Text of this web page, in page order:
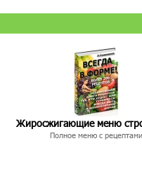
Жиросжигающие меню
Полное меню с рецептами